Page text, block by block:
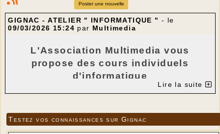
Poster une nouvelle
GIGNAC - ATELIER " INFORMATIQUE " - le
09/03/2026 15:24 par Multimedia
L'Association Multimedia vous
propose des cours individuels
d'informatique
les mardis 17 mars – 14 avril – 12 mai
dans la bibliothèque de Gignac
Lire la suite
Testez vos connaissances sur Gignac